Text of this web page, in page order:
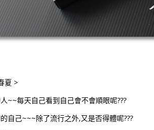
夏 >
~~每天自己看到自己會不會順眼呢???
自己~~~除了流行之外,又是否得體呢???